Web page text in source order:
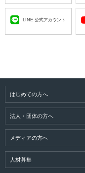
LINE 公式アカウント
はじめての方へ
法人・団体の方へ
メディアの方へ
人材募集